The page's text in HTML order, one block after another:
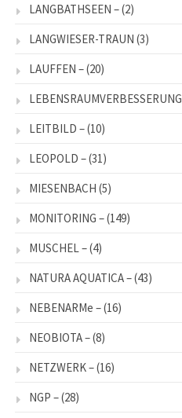
LANGBATHSEEN –(2)
LANGWIESER-TRAUN (3)
LAUFFEN –(20)
LEBENSRAUMVERBESSERUNG
LEITBILD –(10)
LEOPOLD –(31)
MIESENBACH (5)
MONITORING –(149)
MUSCHEL –(4)
NATURA AQUATICA –(43)
NEBENARMe –(16)
NEOBIOTA –(8)
NETZWERK –(16)
NGP –(28)